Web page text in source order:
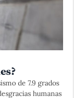
de 7.9 grados
humanas